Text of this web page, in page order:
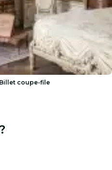
coupe-file